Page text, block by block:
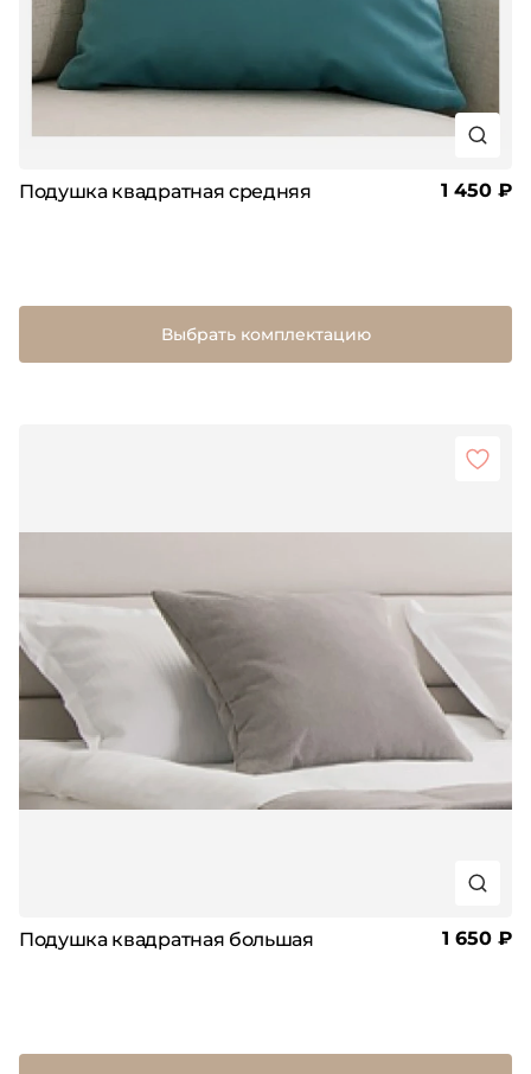
Подушка квадратная средняя 1 450 ₽
Выбрать комплектацию
Подушка квадратная большая 1 650 ₽